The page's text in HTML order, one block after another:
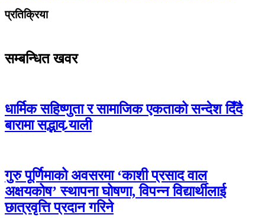
प्रतिक्रिया
सम्बन्धित खवर
धार्मिक सहिष्णुता र सामाजिक एकताको सन्देश दिँदै
बारामा सद्भाव र्‍याली
गुरु पूर्णिमाको अवसरमा ‘काशी प्रसाद वाल
अक्षयकोष’ स्थापना घोषणा, विपन्न विद्यार्थीलाई
छात्रवृत्ति प्रदान गरिने